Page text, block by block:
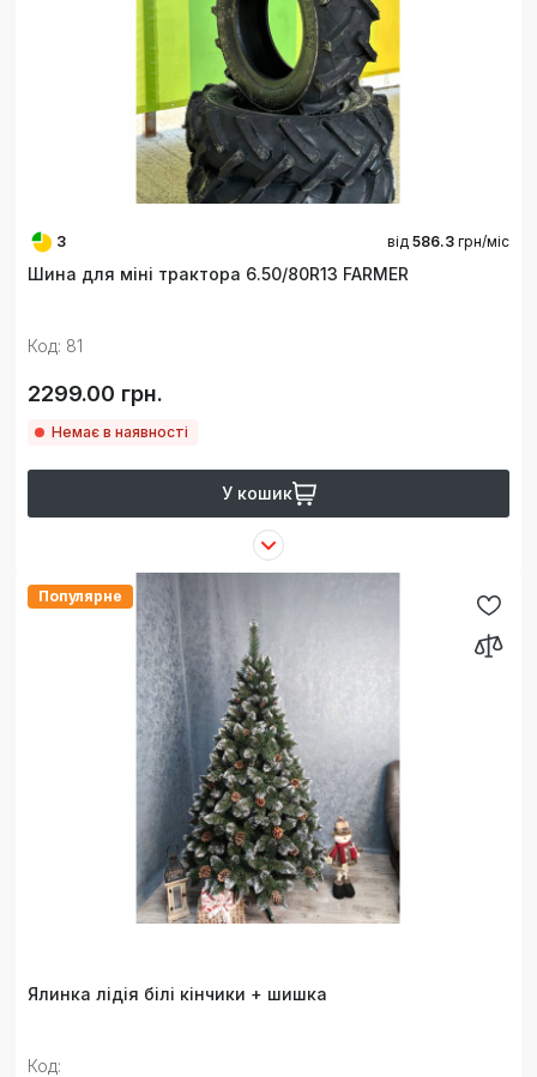
3 від 586.3 грн/міс
Шина для міні трактора 6.50/80R13 FARMER
Код: 81
2299.00 грн.
Немає в наявності
У кошик
Популярне
Ялинка лідія білі кінчики + шишка
Код: